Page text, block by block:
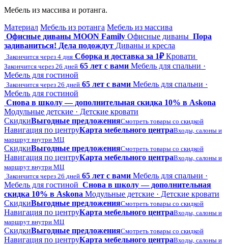
Мебель из массива и ротанга.
Материал Мебель из ротанга Мебель из массива
Офисные диваны MOON Family Офисные диваны Пора
задиваниться! Дела подождут Диваны и кресла
Закончится через 4 дня Сборка и доставка за 1₽ Кровати
Закончится через 26 дней 65 лет с вами Мебель для спальни ·
Мебель для гостиной
Закончится через 26 дней 65 лет с вами Мебель для спальни ·
Мебель для гостиной
Снова в школу — дополнительная скидка 10% в Askona
Модульные детские · Детские кровати
СкидкиВыгодные предложенияСмотреть товары со скидкой
Навигация по центруКарта мебельного центраВходы, салоны и
маршрут внутри МЦ
СкидкиВыгодные предложенияСмотреть товары со скидкой
Навигация по центруКарта мебельного центраВходы, салоны и
маршрут внутри МЦ
Закончится через 26 дней 65 лет с вами Мебель для спальни ·
Мебель для гостиной Снова в школу — дополнительная
скидка 10% в Askona Модульные детские · Детские кровати
СкидкиВыгодные предложенияСмотреть товары со скидкой
Навигация по центруКарта мебельного центраВходы, салоны и
маршрут внутри МЦ
СкидкиВыгодные предложенияСмотреть товары со скидкой
Навигация по центруКарта мебельного центраВходы, салоны и